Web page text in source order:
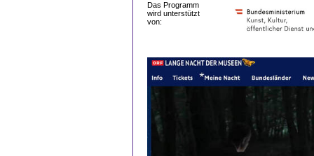
Das Programm
wird unterstützt
von: